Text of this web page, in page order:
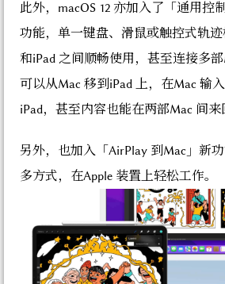
此外，macOS 12 亦加入了「通用控
功能，单一键盘、滑鼠或触控式轨
和iPad 之间顺畅使用，甚至连接多
可以从Mac 移到iPad 上，在Mac 输
iPad，甚至内容也能在两部Mac 间来
另外，也加入「AirPlay 到Mac」新
多方式，在Apple 装置上轻松工作。